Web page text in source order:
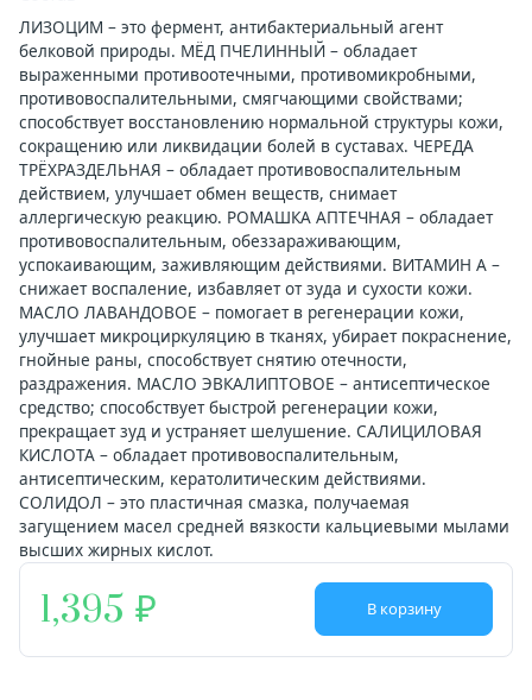
ЛИЗОЦИМ – это фермент, антибактериальный агент
белковой природы. МЁД ПЧЕЛИННЫЙ – обладает
выраженными противоотечными, противомикробными,
противовоспалительными, смягчающими свойствами;
способствует восстановлению нормальной структуры кожи,
сокращению или ликвидации болей в суставах. ЧЕРЕДА
ТРЁХРАЗДЕЛЬНАЯ – обладает противовоспалительным
действием, улучшает обмен веществ, снимает
аллергическую реакцию. РОМАШКА АПТЕЧНАЯ – обладает
противовоспалительным, обеззараживающим,
успокаивающим, заживляющим действиями. ВИТАМИН А –
снижает воспаление, избавляет от зуда и сухости кожи.
МАСЛО ЛАВАНДОВОЕ – помогает в регенерации кожи,
улучшает микроциркуляцию в тканях, убирает покраснение,
гнойные раны, способствует снятию отечности,
раздражения. МАСЛО ЭВКАЛИПТОВОЕ – антисептическое
средство; способствует быстрой регенерации кожи,
прекращает зуд и устраняет шелушение. САЛИЦИЛОВАЯ
КИСЛОТА – обладает противовоспалительным,
антисептическим, кератолитическим действиями.
СОЛИДОЛ – это пластичная смазка, получаемая
загущением масел средней вязкости кальциевыми мылами
высших жирных кислот.
1,395 В корзину